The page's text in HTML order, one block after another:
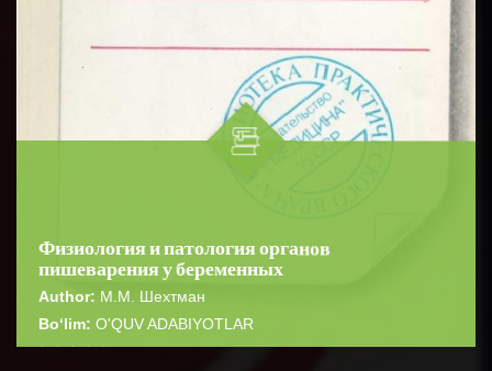
Физиология и патология органов
пишеварения у беременных
Author: М.М. Шехтман
Bo‘lim: O'QUV ADABIYOTLAR
☆
☆
☆
☆
☆